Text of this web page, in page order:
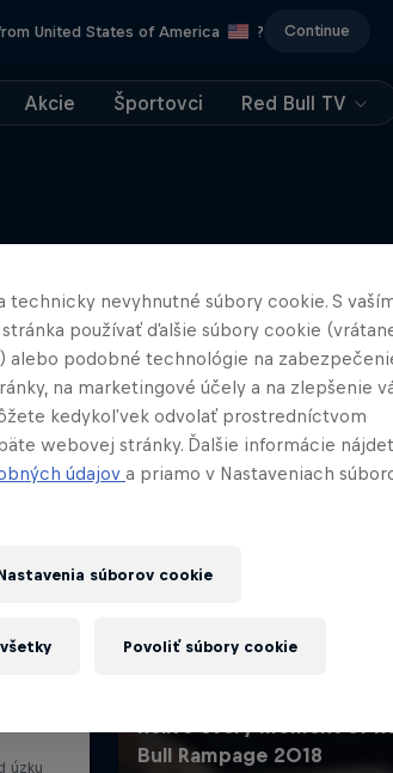
United States of America ? Continue
Akcie Športovci Red Bull TV
Viac
technicky nevyhnutné súbory cookie. S
používať ďalšie súbory cookie
alebo podobné technológie na
na marketingové účely a na zlepšenie
kedykoľvek odvolať prostredníctvom
webovej stránky. Ďalšie informácie
údajov a priamo v Nastaveniach
súborov cookie
Povoliť súbory cookie